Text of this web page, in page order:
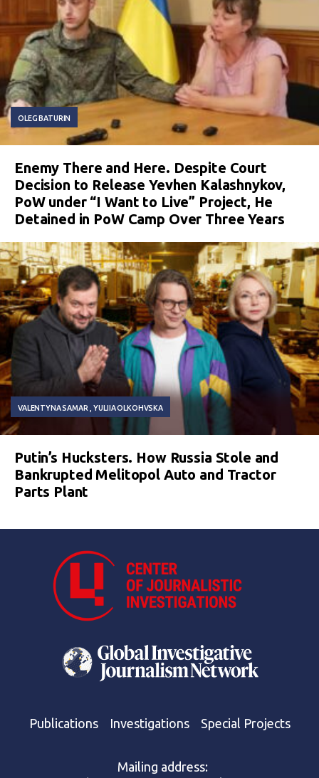
OLEG BATURIN
Enemy There and Here. Despite Court
Decision to Release Yevhen Kalashnykov,
PoW under “I Want to Live” Project, He
Detained in PoW Camp Over Three Years
VALENTYNA SAMAR YULIIA OLKOHVSKA
Putin’s Hucksters. How Russia Stole and
Bankrupted Melitopol Auto and Tractor
Parts Plant
Publications Investigations Special Projects
Mailing address: